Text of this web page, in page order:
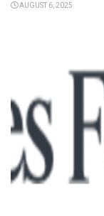
AUGUST 6, 2025